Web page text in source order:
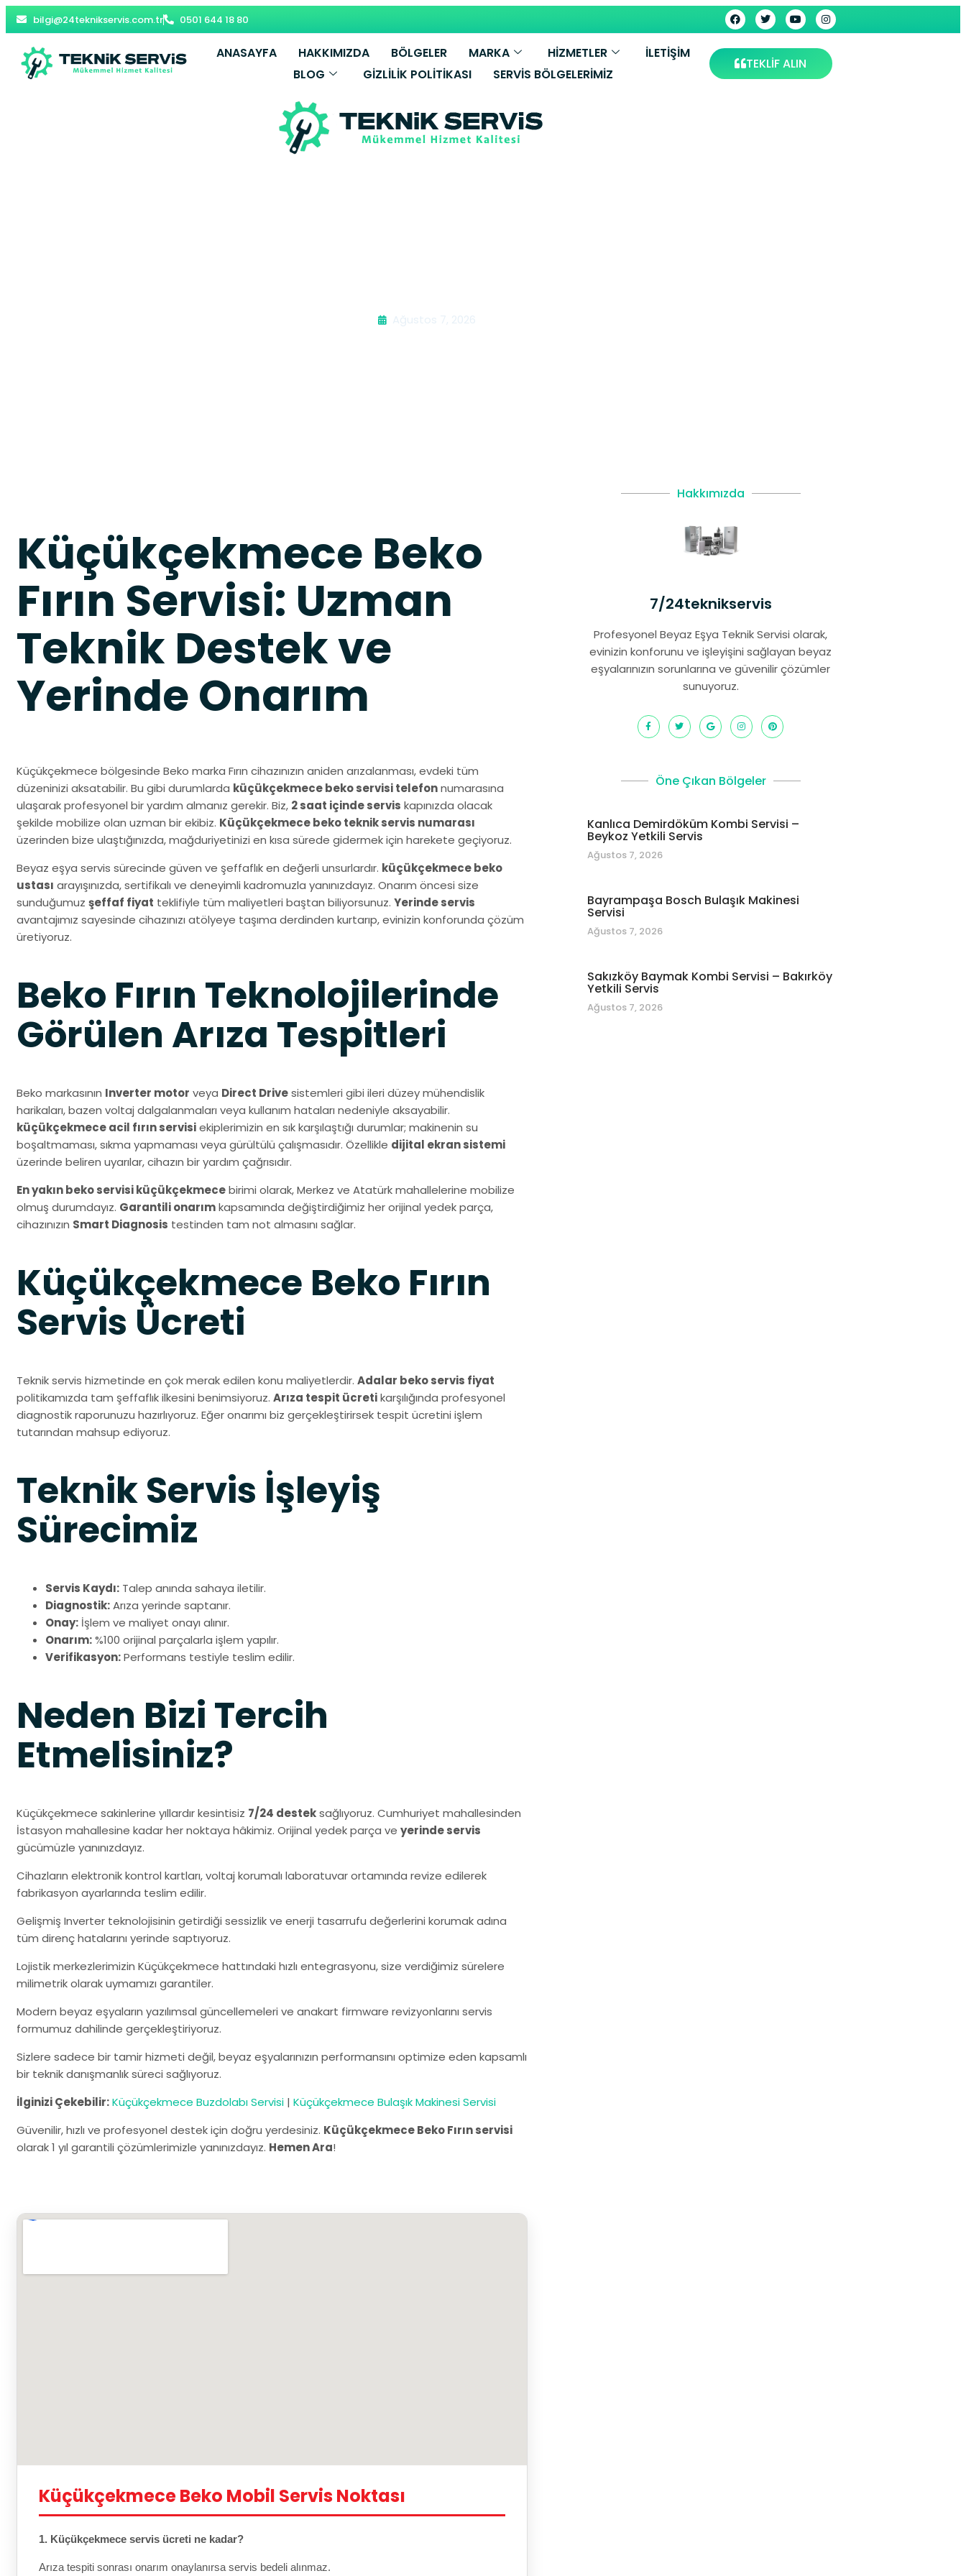
bilgi@24teknikservis.com.tr 0501 644 18 80
ANASAYFA HAKKIMIZDA BÖLGELER MARKA HİZMETLER
İLETIŞIM
BLOG
GIZLILIK POLITIKASI SERVIS BÖLGELERIMIZ
TEKLİF ALIN
Ağustos 7, 2026
Küçükçekmece Beko
Fırın Servisi: Uzman
Teknik Destek ve
Yerinde Onarım
Küçükçekmece bölgesinde Beko marka Fırın cihazınızın aniden arızalanması, evdeki tüm
düzeninizi aksatabilir. Bu gibi durumlarda küçükçekmece beko servisi telefonnumarasına
ulaşarak profesyonel bir yardım almanız gerekir. Biz, 2 saat içinde servis kapınızda olacak
şekilde mobilize olan uzman bir ekibiz. Küçükçekmece beko teknik servis numarası
üzerinden bize ulaştığınızda, mağduriyetinizi en kısa sürede gidermek için harekete geçiyoruz.
Beyaz eşya servis sürecinde güven ve şeffaflık en değerli unsurlardır. küçükçekmece beko
ustası arayışınızda, sertifikalı ve deneyimli kadromuzla yanınızdayız. Onarım öncesi size
sunduğumuz şeffaf fiyat teklifiyle tüm maliyetleri baştan biliyorsunuz. Yerinde servis
avantajımız sayesinde cihazınızı atölyeye taşıma derdinden kurtarıp, evinizin konforunda çözüm
üretiyoruz.
Beko Fırın Teknolojilerinde
Görülen Arıza Tespitleri
Beko markasının Inverter motor veya Direct Drivesistemleri gibi ileri düzey mühendislik
harikaları, bazen voltaj dalgalanmaları veya kullanım hataları nedeniyle aksayabilir.
küçükçekmece acil fırın servisiekiplerimizin en sık karşılaştığı durumlar; makinenin su
boşaltmaması, sıkma yapmaması veya gürültülü çalışmasıdır. Özellikle dijital ekran sistemi
üzerinde beliren uyarılar, cihazın bir yardım çağrısıdır.
En yakın beko servisi küçükçekmecebirimi olarak, Merkez ve Atatürk mahallelerine mobilize
olmuş durumdayız. Garantili onarımkapsamında değiştirdiğimiz her orijinal yedek parça,
cihazınızın Smart Diagnosis testinden tam not almasını sağlar.
Küçükçekmece Beko Fırın
Servis Ücreti
Teknik servis hizmetinde en çok merak edilen konu maliyetlerdir. Adalar beko servis fiyat
politikamızda tam şeffaflık ilkesini benimsiyoruz. Arıza tespit ücretikarşılığında profesyonel
diagnostik raporunuzu hazırlıyoruz. Eğer onarımı biz gerçekleştirirsek tespit ücretini işlem
tutarından mahsup ediyoruz.
Teknik Servis İşleyiş
Sürecimiz
Servis Kaydı: Talep anında sahaya iletilir.
Diagnostik:Arıza yerinde saptanır.
Onay: İşlem ve maliyet onayı alınır.
Onarım:%100 orijinal parçalarla işlem yapılır.
Verifikasyon:Performans testiyle teslim edilir.
Neden Bizi Tercih
Etmelisiniz?
Küçükçekmece sakinlerine yıllardır kesintisiz 7/24 desteksağlıyoruz. Cumhuriyet mahallesinden
İstasyon mahallesine kadar her noktaya hâkimiz. Orijinal yedek parça ve yerinde servis
gücümüzle yanınızdayız.
Cihazların elektronik kontrol kartları, voltaj korumalı laboratuvar ortamında revize edilerek
fabrikasyon ayarlarında teslim edilir.
Gelişmiş Inverter teknolojisinin getirdiği sessizlik ve enerji tasarrufu değerlerini korumak adına
tüm direnç hatalarını yerinde saptıyoruz.
Lojistik merkezlerimizin Küçükçekmece hattındaki hızlı entegrasyonu, size verdiğimiz sürelere
milimetrik olarak uymamızı garantiler.
Modern beyaz eşyaların yazılımsal güncellemeleri ve anakart firmware revizyonlarını servis
formumuz dahilinde gerçekleştiriyoruz.
Sizlere sadece bir tamir hizmeti değil, beyaz eşyalarınızın performansını optimize eden kapsamlı
bir teknik danışmanlık süreci sağlıyoruz.
İlginizi Çekebilir:Küçükçekmece Buzdolabı Servisi | Küçükçekmece Bulaşık Makinesi Servisi
Güvenilir, hızlı ve profesyonel destek için doğru yerdesiniz. Küçükçekmece Beko Fırın servisi
olarak 1 yıl garantili çözümlerimizle yanınızdayız. Hemen Ara!
Küçükçekmece Beko Mobil Servis Noktası
1. Küçükçekmece servis ücreti ne kadar?
Arıza tespiti sonrası onarım onaylanırsa servis bedeli alınmaz.
Hakkımızda
7/24teknikservis
Profesyonel Beyaz Eşya Teknik Servisi olarak,
evinizin konforunu ve işleyişini sağlayan beyaz
eşyalarınızın sorunlarına ve güvenilir çözümler
sunuyoruz.
Öne Çıkan Bölgeler
Kanlıca Demirdöküm Kombi Servisi –
Beykoz Yetkili Servis
Ağustos 7, 2026
Bayrampaşa Bosch Bulaşık Makinesi
Servisi
Ağustos 7, 2026
Sakızköy Baymak Kombi Servisi – Bakırköy
Yetkili Servis
Ağustos 7, 2026